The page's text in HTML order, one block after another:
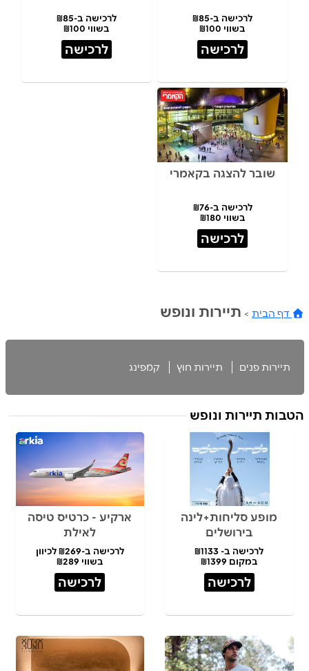
לרכישה ב-₪85
בשווי ₪100
לרכישה
לרכישה ב-₪85
בשווי ₪100
לרכישה
שובר להצגה בקאמרי
לרכישה ב-₪76
בשווי ₪180
לרכישה
דף הבית > תיירות ונופש
תיירות פנים תיירות חוץ קמפינג
הטבות תיירות ונופש
מופע סליחות+לינה
בירושלים
לרכישה ב- ₪1133
במקום ₪1399
לרכישה
ארקיע - כרטיס טיסה
לאילת
לרכישה ב-₪269 לכיוון
בשווי ₪289
לרכישה